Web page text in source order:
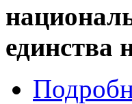
единства